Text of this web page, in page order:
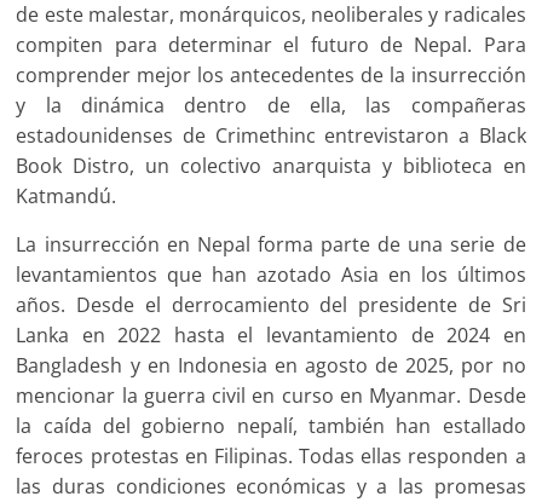
de este malestar, monárquicos, neoliberales y radicales
compiten para determinar el futuro de Nepal. Para
comprender mejor los antecedentes de la insurrección
y la dinámica dentro de ella, las compañeras
estadounidenses de Crimethinc entrevistaron a Black
Book Distro, un colectivo anarquista y biblioteca en
Katmandú.
La insurrección en Nepal forma parte de una serie de
levantamientos que han azotado Asia en los últimos
años. Desde el derrocamiento del presidente de Sri
Lanka en 2022 hasta el levantamiento de 2024 en
Bangladesh y en Indonesia en agosto de 2025, por no
mencionar la guerra civil en curso en Myanmar. Desde
la caída del gobierno nepalí, también han estallado
feroces protestas en Filipinas. Todas ellas responden a
las duras condiciones económicas y a las promesas